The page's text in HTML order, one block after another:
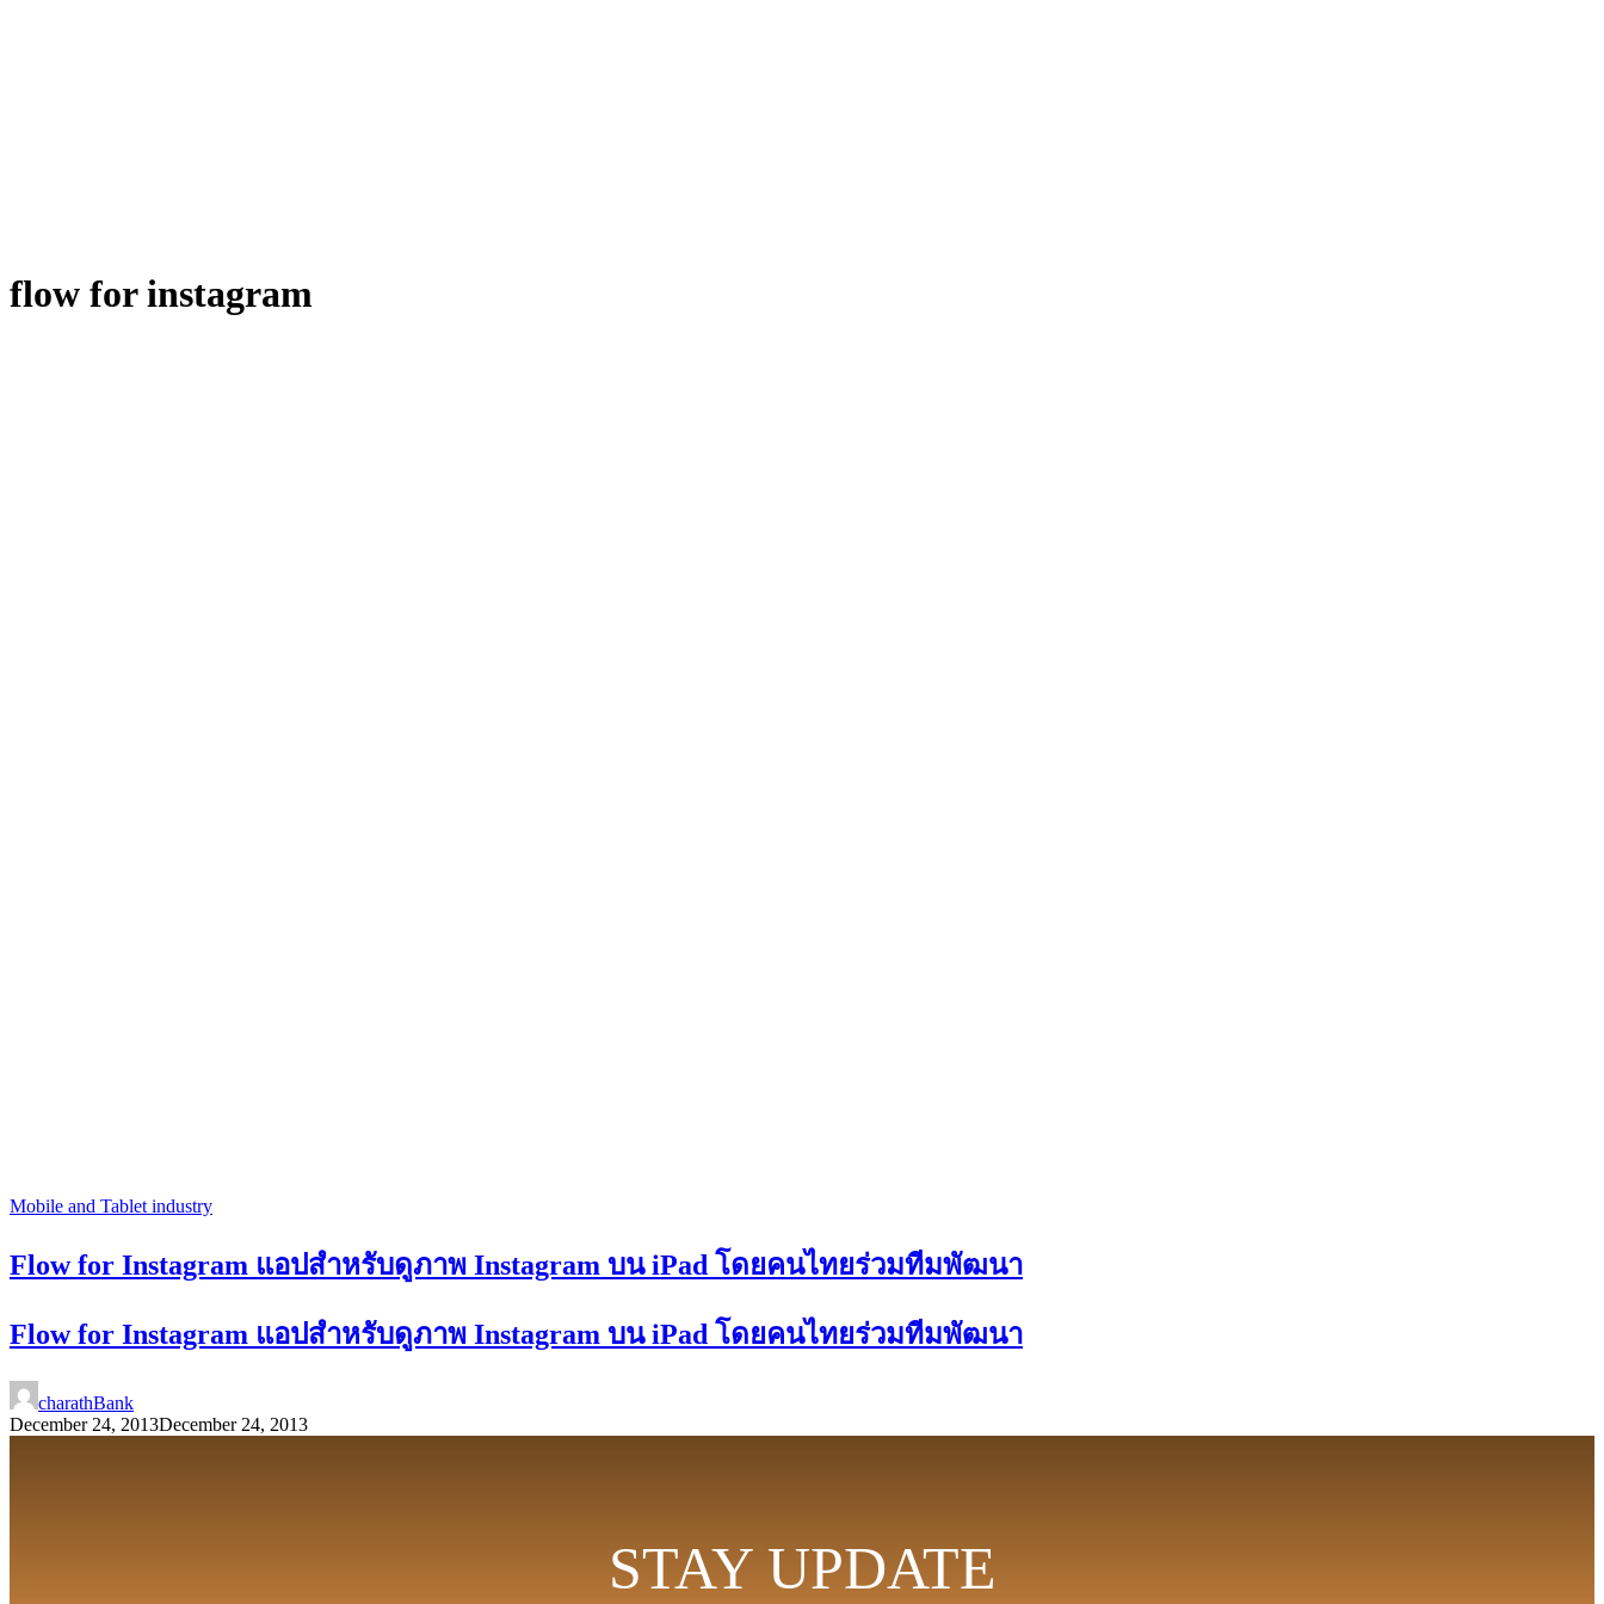
flow for instagram
Mobile and Tablet industry
Flow for Instagram แอปสำหรับดูภาพ Instagram บน iPad โดยคนไทยร่วมทีมพัฒนา
Flow for Instagram แอปสำหรับดูภาพ Instagram บน iPad โดยคนไทยร่วมทีมพัฒนา
charathBank
December 24, 2013December 24, 2013
STAY UPDATE